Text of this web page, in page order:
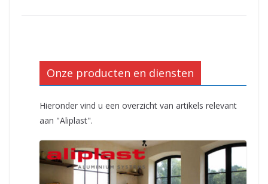
Onze producten en diensten
Hieronder vind u een overzicht van artikels relevant
aan "Aliplast".